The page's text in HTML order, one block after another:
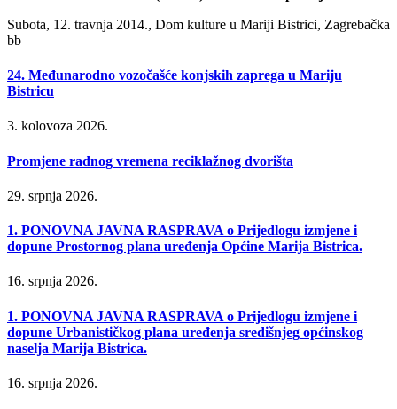
Subota, 12. travnja 2014., Dom kulture u Mariji Bistrici, Zagrebačka
bb
24. Međunarodno vozočašće konjskih zaprega u Mariju
Bistricu
3. kolovoza 2026.
Promjene radnog vremena reciklažnog dvorišta
29. srpnja 2026.
1. PONOVNA JAVNA RASPRAVA o Prijedlogu izmjene i
dopune Prostornog plana uređenja Općine Marija Bistrica.
16. srpnja 2026.
1. PONOVNA JAVNA RASPRAVA o Prijedlogu izmjene i
dopune Urbanističkog plana uređenja središnjeg općinskog
naselja Marija Bistrica.
16. srpnja 2026.